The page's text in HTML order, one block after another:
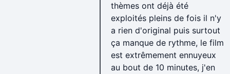
thèmes ont déjà été
exploités pleins de fois il n'y
a rien d'original puis surtout
ça manque de rythme, le film
est extrêmement ennuyeux
au bout de 10 minutes, j'en